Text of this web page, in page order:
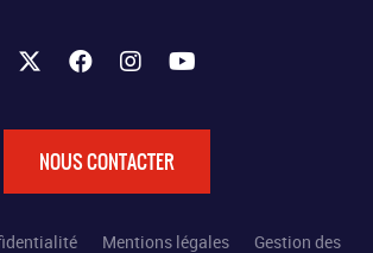
NOUS CONTACTER
Mentions légales Gestion des